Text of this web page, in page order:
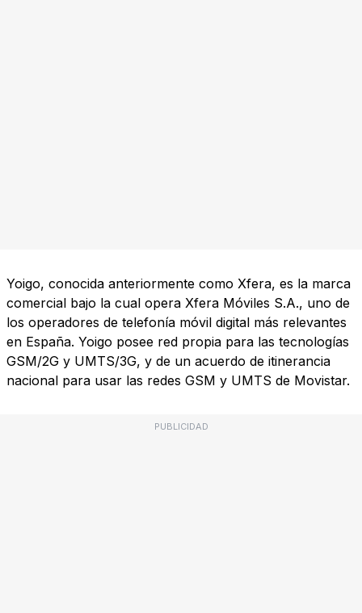
Yoigo, conocida anteriormente como Xfera, es la marca
comercial bajo la cual opera Xfera Móviles S.A., uno de
los operadores de telefonía móvil digital más relevantes
en España. Yoigo posee red propia para las tecnologías
GSM/2G y UMTS/3G, y de un acuerdo de itinerancia
nacional para usar las redes GSM y UMTS de Movistar.
PUBLICIDAD